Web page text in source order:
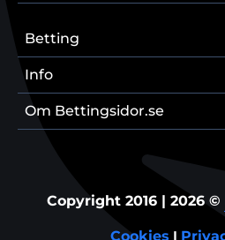
Betting
Info
Om Bettingsidor.se
Copyright 2016 | 2026 ©
Cookies